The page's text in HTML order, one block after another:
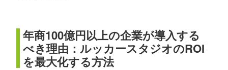
年商100億円以上の企業が導入する
べき理由：ルッカースタジオのROI
を最大化する方法